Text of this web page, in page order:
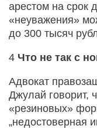
арестом на срок
«неуважения»
до 300 тысяч
4 Что не так с
Адвокат
Джулай говорит,
«резиновых»
„недостоверная